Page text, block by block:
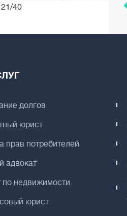
21/40
долгов
юрист
прав потребителей
адвокат
недвижимости
юрист